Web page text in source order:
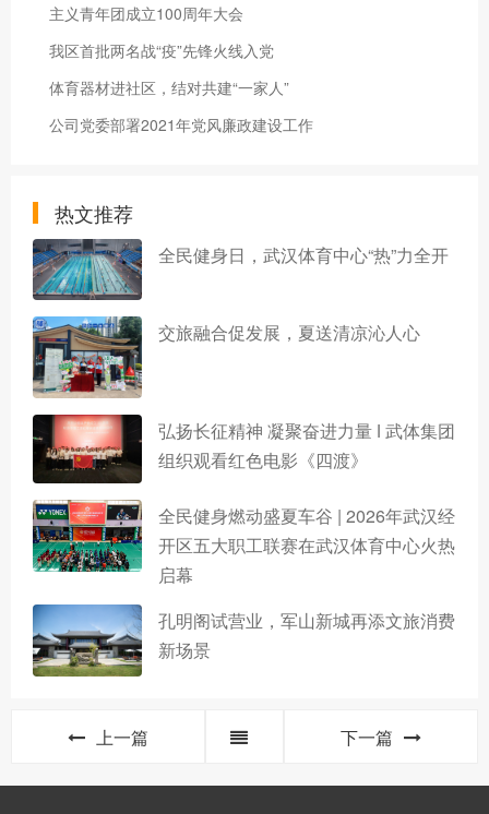
主义青年团成立100周年大会
我区首批两名战“疫”先锋火线入党
体育器材进社区，结对共建“一家人”
公司党委部署2021年党风廉政建设工作
热文推荐
全民健身日，武汉体育中心“热”力全开
交旅融合促发展，夏送清凉沁人心
弘扬长征精神 凝聚奋进力量 ǀ 武体集团
组织观看红色电影《四渡》
全民健身燃动盛夏车谷 | 2026年武汉经
开区五大职工联赛在武汉体育中心火热
启幕
孔明阁试营业，军山新城再添文旅消费
新场景
上一篇 下一篇